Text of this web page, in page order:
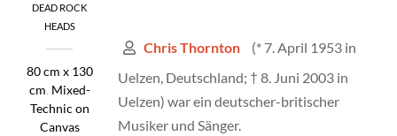
DEAD ROCK
HEADS
80 cm x 130
cm, Mixed-
Technic on
Canvas
Chris Thornton
(* 7. April 1953 in
Uelzen, Deutschland; † 8. Juni 2003 in
Uelzen) war ein deutscher-britischer
Musiker und Sänger.